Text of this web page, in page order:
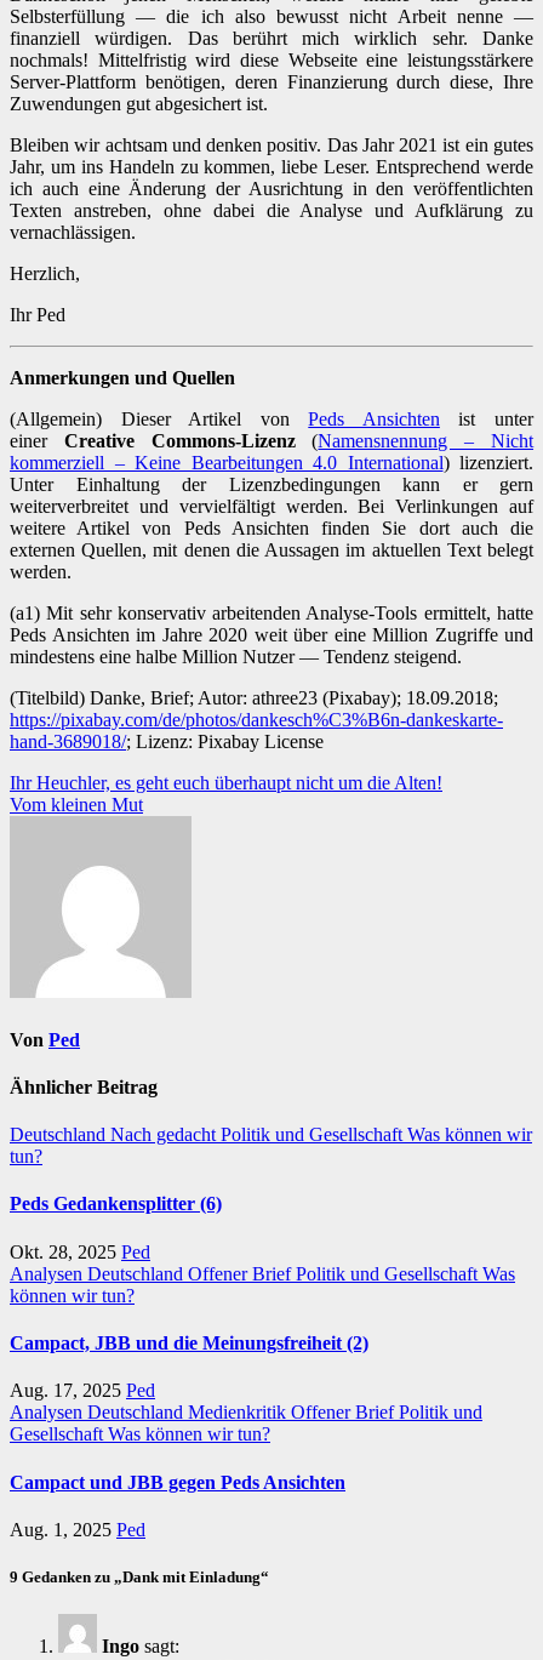
Selbsterfüllung — die ich also bewusst nicht Arbeit nenne —
finanziell würdigen. Das berührt mich wirklich sehr. Danke
nochmals! Mittelfristig wird diese Webseite eine leistungsstärkere
Server-Plattform benötigen, deren Finanzierung durch diese, Ihre
Zuwendungen gut abgesichert ist.
Bleiben wir achtsam und denken positiv. Das Jahr 2021 ist ein gutes
Jahr, um ins Handeln zu kommen, liebe Leser. Entsprechend werde
ich auch eine Änderung der Ausrichtung in den veröffentlichten
Texten anstreben, ohne dabei die Analyse und Aufklärung zu
vernachlässigen.
Herzlich,
Ihr Ped
Anmerkungen und Quellen
(Allgemein) Dieser Artikel vonPeds Ansichtenist unter
einer Creative Commons-Lizenz(Namensnennung – Nicht
kommerziell – Keine Bearbeitungen 4.0 International) lizenziert.
Unter Einhaltung der Lizenzbedingungen kann er gern
weiterverbreitet und vervielfältigt werden. Bei Verlinkungen auf
weitere Artikel von Peds Ansichten finden Sie dort auch die
externen Quellen, mit denen die Aussagen im aktuellen Text belegt
werden.
(a1) Mit sehr konservativ arbeitenden Analyse-Tools ermittelt, hatte
Peds Ansichten im Jahre 2020 weit über eine Million Zugriffe und
mindestens eine halbe Million Nutzer — Tendenz steigend.
(Titelbild) Danke, Brief; Autor: athree23 (Pixabay); 18.09.2018;
https://pixabay.com/de/photos/dankesch%C3%B6n-dankeskarte-
hand-3689018/; Lizenz: Pixabay License
Beitragsnavigation
Ihr Heuchler, es geht euch überhaupt nicht um die Alten!
Vom kleinen Mut
Von Ped
Ähnlicher Beitrag
Deutschland Nach gedacht Politik und Gesellschaft Was können wir
tun?
Peds Gedankensplitter (6)
Okt. 28, 2025 Ped
Analysen Deutschland Offener BriefPolitik und Gesellschaft Was
können wir tun?
Campact, JBB und die Meinungsfreiheit (2)
Aug. 17, 2025 Ped
Analysen Deutschland Medienkritik Offener BriefPolitik und
Gesellschaft Was können wir tun?
Campact und JBB gegen Peds Ansichten
Aug. 1, 2025 Ped
9 Gedanken zu „Dank mit Einladung“
Ingo sagt: